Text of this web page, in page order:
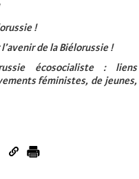
!
de la Biélorussie !
écosocialiste : liens
féministes, de jeunes,